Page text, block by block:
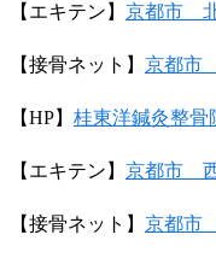
【エキテン】 京都市
【接骨ネット】 京都市
【HP】 桂東洋鍼灸整骨
【エキテン】 京都市
【接骨ネット】 京都市